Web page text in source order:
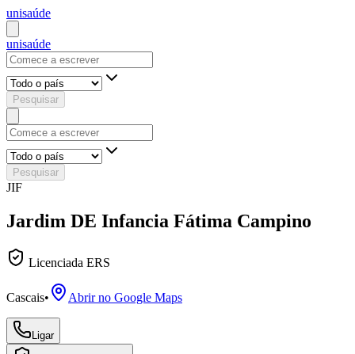
unisaúde
unisaúde
Pesquisar
Pesquisar
JIF
Jardim DE Infancia Fátima Campino
Licenciada ERS
Cascais• Abrir no Google Maps
Ligar